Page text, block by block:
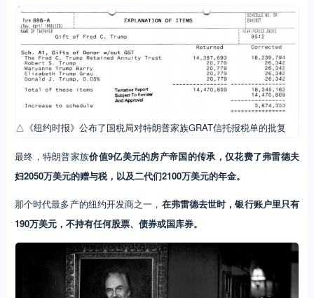
△《纽约时报》公布了国税局对特朗普家族GRAT信托报税单的批复
最终，特朗普家族价值9亿美元的房产帝国的传承，仅花费了弗雷德夫
妇2050万美元的赠与税，以及二代们2100万美元的年金。
那个时代最多产的纽约开发商之一， 在弗雷德去世时，银行账户里只有
190万美元，不持有任何股票、债券或国库券。